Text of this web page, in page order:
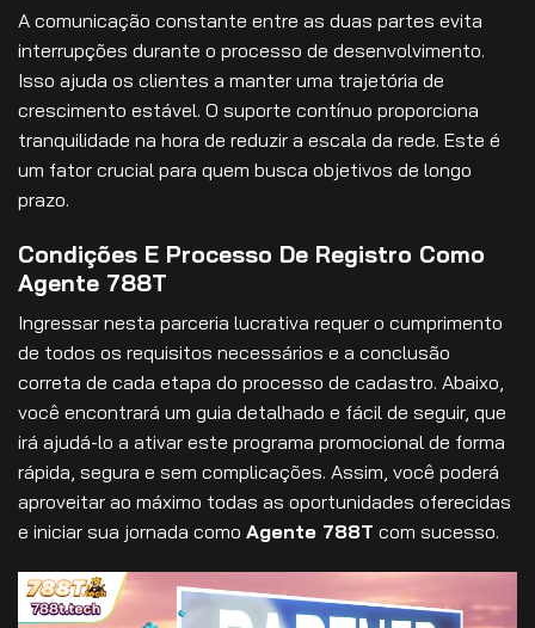
A comunicação constante entre as duas partes evita
interrupções durante o processo de desenvolvimento.
Isso ajuda os clientes a manter uma trajetória de
crescimento estável. O suporte contínuo proporciona
tranquilidade na hora de reduzir a escala da rede. Este é
um fator crucial para quem busca objetivos de longo
prazo.
Condições E Processo De Registro Como
Agente 788T
Ingressar nesta parceria lucrativa requer o cumprimento
de todos os requisitos necessários e a conclusão
correta de cada etapa do processo de cadastro. Abaixo,
você encontrará um guia detalhado e fácil de seguir, que
irá ajudá-lo a ativar este programa promocional de forma
rápida, segura e sem complicações. Assim, você poderá
aproveitar ao máximo todas as oportunidades oferecidas
e iniciar sua jornada como Agente 788T com sucesso.